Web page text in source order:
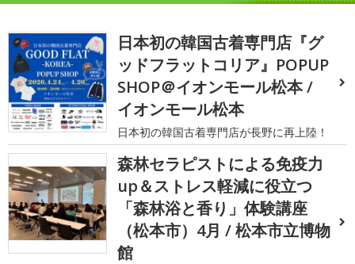
日本初の韓国古着専門店『グ
ッドフラットコリア』POPUP
SHOP＠イオンモール松本 /
イオンモール松本
日本初の韓国古着専門店が長野に再上陸！
森林セラピストによる免疫力
up＆ストレス軽減に役立つ
「森林浴と香り」体験講座
（松本市）4月 / 松本市立博物
館